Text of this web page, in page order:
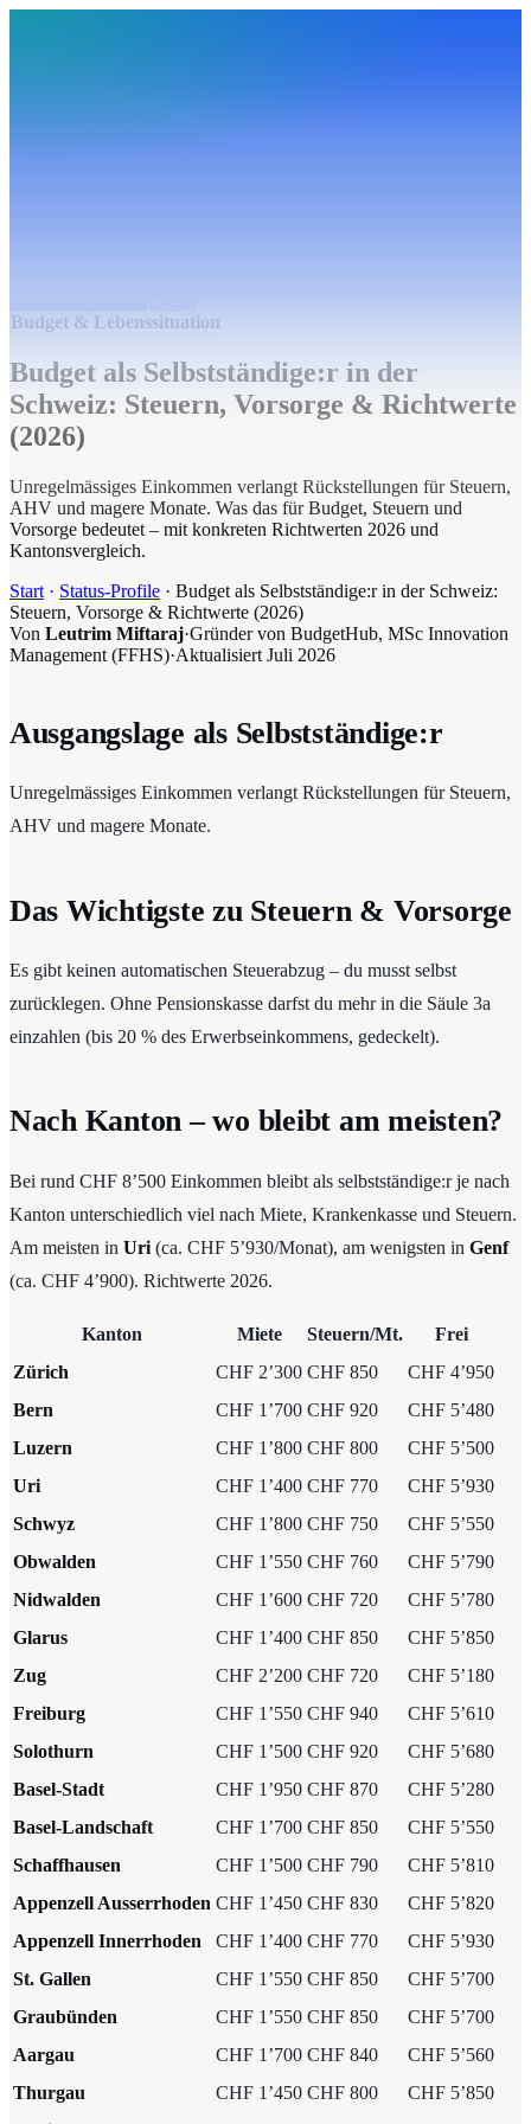
Budget & Lebenssituation
Budget als Selbstständige:r in der
Schweiz: Steuern, Vorsorge & Richtwerte
(2026)
Unregelmässiges Einkommen verlangt Rückstellungen für Steuern,
AHV und magere Monate. Was das für Budget, Steuern und
Vorsorge bedeutet – mit konkreten Richtwerten 2026 und
Kantonsvergleich.
Start · Status-Profile · Budget als Selbstständige:r in der Schweiz:
Steuern, Vorsorge & Richtwerte (2026)
Von Leutrim Miftaraj·Gründer von BudgetHub, MSc Innovation
Management (FFHS)·Aktualisiert Juli 2026
Ausgangslage als Selbstständige:r
Unregelmässiges Einkommen verlangt Rückstellungen für Steuern,
AHV und magere Monate.
Das Wichtigste zu Steuern & Vorsorge
Es gibt keinen automatischen Steuerabzug – du musst selbst
zurücklegen. Ohne Pensionskasse darfst du mehr in die Säule 3a
einzahlen (bis 20 % des Erwerbseinkommens, gedeckelt).
Nach Kanton – wo bleibt am meisten?
Bei rund CHF 8’500 Einkommen bleibt als selbstständige:r je nach
Kanton unterschiedlich viel nach Miete, Krankenkasse und Steuern.
Am meisten in Uri (ca. CHF 5’930/Monat), am wenigsten in Genf
(ca. CHF 4’900). Richtwerte 2026.
Kanton Miete Steuern/Mt.
Frei
Zürich
CHF 2’300 CHF 850
CHF 4’950
Bern
CHF 1’700 CHF 920
CHF 5’480
Luzern
CHF 1’800 CHF 800
CHF 5’500
Uri
CHF 1’400 CHF 770
CHF 5’930
Schwyz
CHF 1’800 CHF 750
CHF 5’550
Obwalden
CHF 1’550 CHF 760
CHF 5’790
Nidwalden
CHF 1’600 CHF 720
CHF 5’780
Glarus
CHF 1’400 CHF 850
CHF 5’850
Zug
CHF 2’200 CHF 720
CHF 5’180
Freiburg
CHF 1’550 CHF 940
CHF 5’610
Solothurn
CHF 1’500 CHF 920
CHF 5’680
Basel-Stadt
CHF 1’950 CHF 870
CHF 5’280
Basel-Landschaft
CHF 1’700 CHF 850
CHF 5’550
Schaffhausen
CHF 1’500 CHF 790
CHF 5’810
Appenzell Ausserrhoden CHF 1’450 CHF 830
CHF 5’820
Appenzell Innerrhoden
CHF 1’400 CHF 770
CHF 5’930
St. Gallen
CHF 1’550 CHF 850
CHF 5’700
Graubünden
CHF 1’550 CHF 850
CHF 5’700
Aargau
CHF 1’700 CHF 840
CHF 5’560
Thurgau
CHF 1’450 CHF 800
CHF 5’850